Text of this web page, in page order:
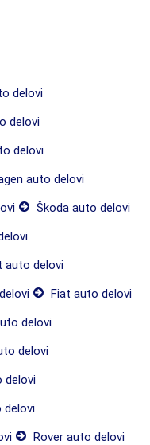
delovi
delovi
delovi
auto delovi
Škoda auto delovi
auto delovi
Fiat auto delovi
delovi
delovi
delovi
delovi
Rover auto delovi